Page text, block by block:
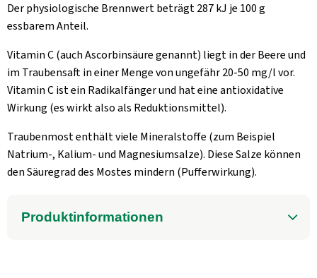
Der physiologische Brennwert beträgt 287 kJ je 100 g
essbarem Anteil.
Vitamin C (auch Ascorbinsäure genannt) liegt in der Beere und
im Traubensaft in einer Menge von ungefähr 20-50 mg/l vor.
Vitamin C ist ein Radikalfänger und hat eine antioxidative
Wirkung (es wirkt also als Reduktionsmittel).
Traubenmost enthält viele Mineralstoffe (zum Beispiel
Natrium-, Kalium- und Magnesiumsalze). Diese Salze können
den Säuregrad des Mostes mindern (Pufferwirkung).
Produktinformationen